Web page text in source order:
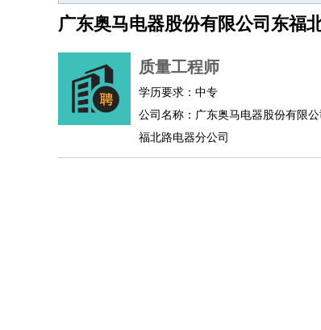
广东奥马电器股份有限公司东福
质量工程师
学历要求：中专
公司名称：广东奥马电器股份有限
福北路电器分公司